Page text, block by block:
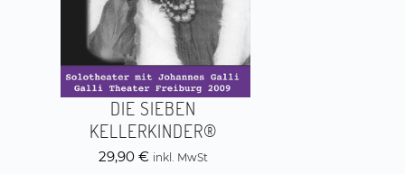
DIE SIEBEN
KELLERKINDER®
29,90€ inkl. MwSt